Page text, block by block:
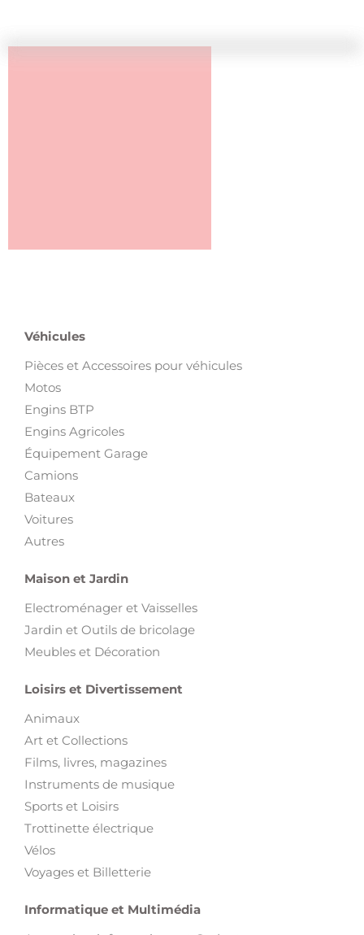
Véhicules
Pièces et Accessoires pour véhicules
Motos
Engins BTP
Engins Agricoles
Équipement Garage
Camions
Bateaux
Voitures
Autres
Maison et Jardin
Electroménager et Vaisselles
Jardin et Outils de bricolage
Meubles et Décoration
Loisirs et Divertissement
Animaux
Art et Collections
Films, livres, magazines
Instruments de musique
Sports et Loisirs
Trottinette électrique
Vélos
Voyages et Billetterie
Informatique et Multimédia